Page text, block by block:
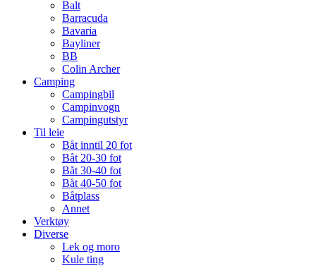
Balt
Barracuda
Bavaria
Bayliner
BB
Colin Archer
Camping
Campingbil
Campinvogn
Campingutstyr
Til leie
Båt inntil 20 fot
Båt 20-30 fot
Båt 30-40 fot
Båt 40-50 fot
Båtplass
Annet
Verktøy
Diverse
Lek og moro
Kule ting